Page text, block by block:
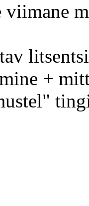
viimane
+